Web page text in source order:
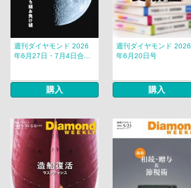
週刊ダイヤモンド 2026
年6月27日・7月4日合...
購入
週刊ダイヤモンド 2026
年6月20日号
購入